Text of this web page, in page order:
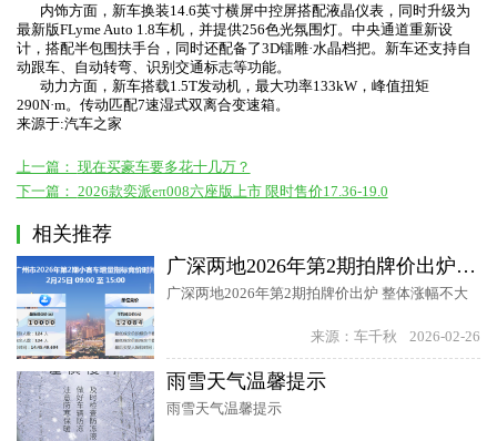
内饰方面，新车换装14.6英寸横屏中控屏搭配液晶仪表，同时升级为
最新版FLyme Auto 1.8车机，并提供256色光氛围灯。中央通道重新设
计，搭配半包围扶手台，同时还配备了3D镭雕·水晶档把。新车还支持自
动跟车、自动转弯、识别交通标志等功能。
动力方面，新车搭载1.5T发动机，最大功率133kW，峰值扭矩
290N·m。传动匹配7速湿式双离合变速箱。
来源于:汽车之家
上一篇： 现在买豪车要多花十几万？
下一篇： 2026款奕派eπ008六座版上市 限时售价17.36-19.0
相关推荐
广深两地2026年第2期拍牌价出炉 整体涨幅不大
广深两地2026年第2期拍牌价出炉 整体涨幅不大
来源：车千秋 2026-02-26
雨雪天气温馨提示
雨雪天气温馨提示